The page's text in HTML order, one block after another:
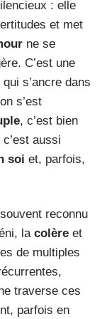
: elle
et met
ne se
C’est une
s’ancre dans
s’est
, c’est bien
aussi
soi et, parfois,
reconnu
la colère et
de multiples
traverse ces
parfois en